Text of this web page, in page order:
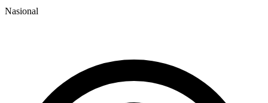
Nasional